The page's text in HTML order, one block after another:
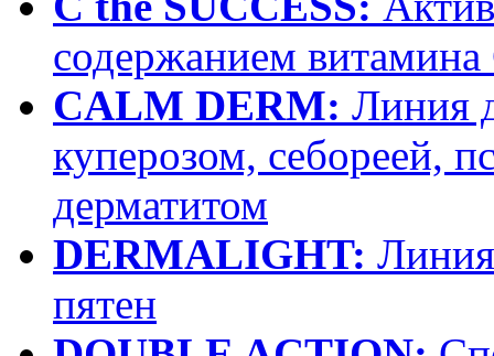
содержанием
CALM DERM: Линия
куперозом, себореей,
дерматитом
DERMALIGHT:
пятен